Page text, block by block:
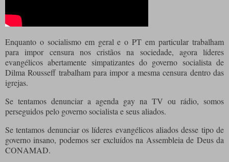
Enquanto o socialismo em geral e o PT em particular trabalham
para impor censura nos cristãos na sociedade, agora líderes
evangélicos abertamente simpatizantes do governo socialista de
Dilma Rousseff trabalham para impor a mesma censura dentro das
igrejas.
Se tentamos denunciar a agenda gay na TV ou rádio, somos
perseguidos pelo governo socialista e seus aliados.
Se tentamos denunciar os líderes evangélicos aliados desse tipo de
governo insano, podemos ser excluídos na Assembleia de Deus da
CONAMAD.